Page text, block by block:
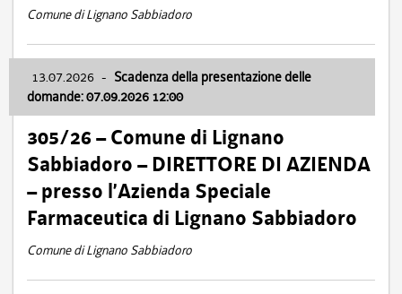
Comune di Lignano Sabbiadoro
13.07.2026 - Scadenza della presentazione delle
domande: 07.09.2026 12:00
305/26 – Comune di Lignano
Sabbiadoro – DIRETTORE DI AZIENDA
– presso l’Azienda Speciale
Farmaceutica di Lignano Sabbiadoro
Comune di Lignano Sabbiadoro